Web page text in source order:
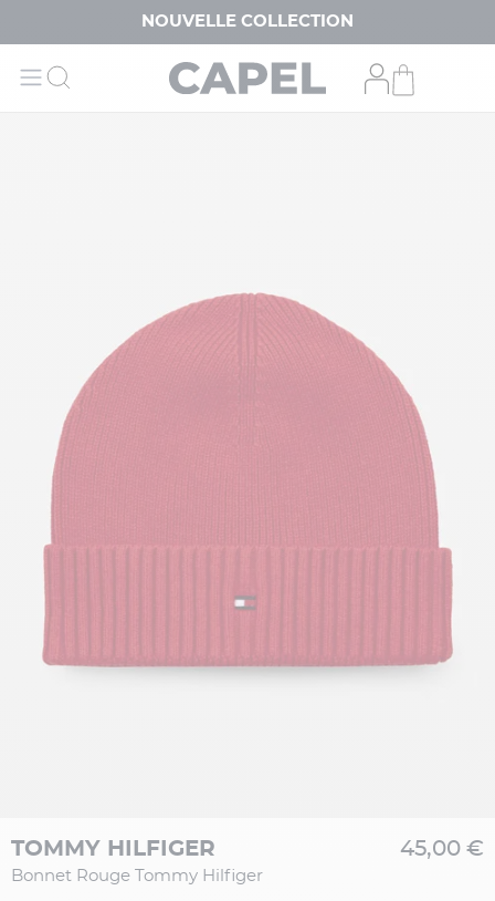
NOUVELLE COLLECTION
TOMMY HILFIGER
Bonnet Rouge Tommy Hilfiger
45,00 €